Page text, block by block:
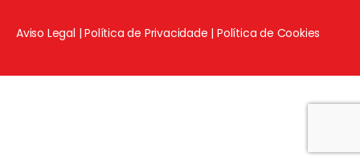
Aviso Legal |Política de Privacidade |Política de Cookies